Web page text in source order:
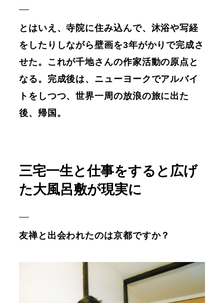
とはいえ、寺院に住み込んで、沐浴や写経
をしたりしながら壁画を3年がかりで完成さ
せた。これが千地さんの作家活動の原点と
なる。完成後は、ニューヨークでアルバイ
トをしつつ、世界一周の放浪の旅に出た
後、帰国。
三宅一生と仕事をすると広げ
た大風呂敷が現実に
友禅と出会われたのは京都ですか？